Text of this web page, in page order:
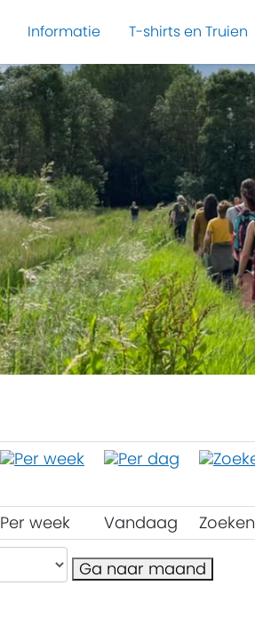
Informatie T-shirts en Truien
Per week Vandaag Zoeken
Ga naar maand